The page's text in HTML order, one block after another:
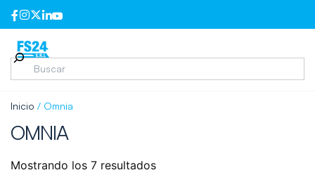
Inicio / Omnia
OMNIA
Mostrando los 7 resultados